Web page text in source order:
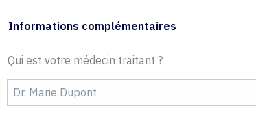
Informations complémentaires
Qui est votre médecin traitant ?